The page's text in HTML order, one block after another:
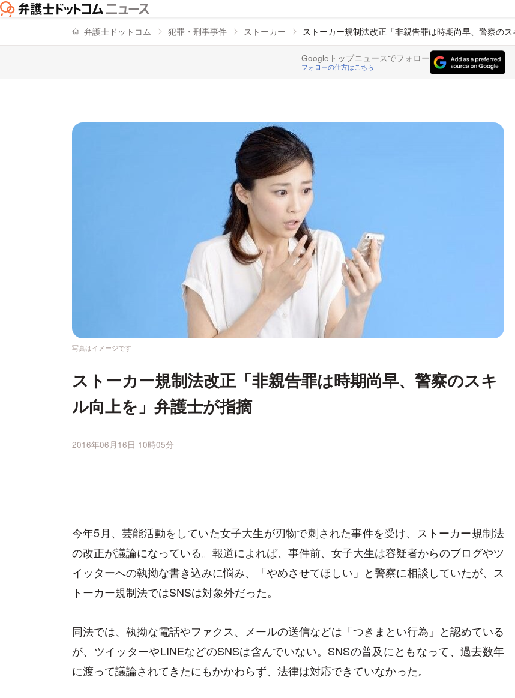
弁護士ドットコム 犯罪・刑事事件 ストーカー ストーカー規制法改正「非親告罪は時期尚早、警察の
Googleトップニュースでフォロー
フォローの仕方はこちら
写真はイメージです
ストーカー規制法改正「非親告罪は時期尚早、警察のスキ
ル向上を」弁護士が指摘
2016年06月16日 10時05分
今年5月、芸能活動をしていた女子大生が刃物で刺された事件を受け、ストーカー規制法
の改正が議論になっている。報道によれば、事件前、女子大生は容疑者からのブログやツ
イッターへの執拗な書き込みに悩み、「やめさせてほしい」と警察に相談していたが、ス
トーカー規制法ではSNSは対象外だった。
同法では、執拗な電話やファクス、メールの送信などは「つきまとい行為」と認めている
が、ツイッターやLINEなどのSNSは含んでいない。SNSの普及にともなって、過去数年
に渡って議論されてきたにもかかわらず、法律は対応できていなかった。